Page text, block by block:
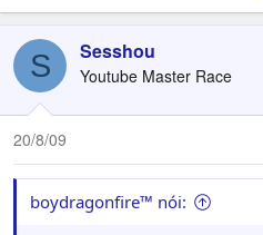
S Sesshou
Youtube Master Race
20/8/09
boydragonfire™ nói: